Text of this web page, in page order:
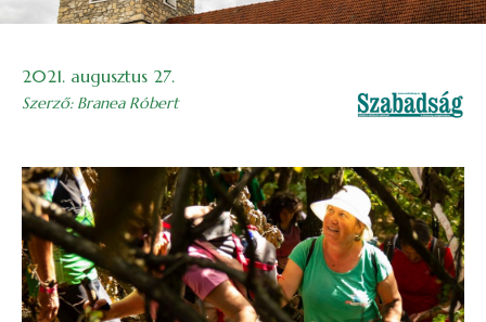
2021. augusztus 27.
Szerző: Branea Róbert